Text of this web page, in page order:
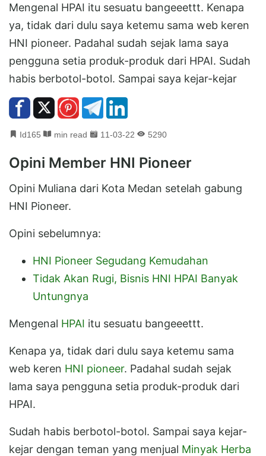
Mengenal HPAI itu sesuatu bangeeettt. Kenapa
ya, tidak dari dulu saya ketemu sama web keren
HNI pioneer. Padahal sudah sejak lama saya
pengguna setia produk-produk dari HPAI. Sudah
habis berbotol-botol. Sampai saya kejar-kejar
Id165 min read 11-03-22 5290
Opini Member HNI Pioneer
Opini Muliana dari Kota Medan setelah gabung
HNI Pioneer.
Opini sebelumnya:
HNI Pioneer Segudang Kemudahan
Tidak Akan Rugi, Bisnis HNI HPAI Banyak
Untungnya
Mengenal HPAI itu sesuatu bangeeettt.
Kenapa ya, tidak dari dulu saya ketemu sama
web keren HNI pioneer. Padahal sudah sejak
lama saya pengguna setia produk-produk dari
HPAI.
Sudah habis berbotol-botol. Sampai saya kejar-
kejar dengan teman yang menjual Minyak Herba